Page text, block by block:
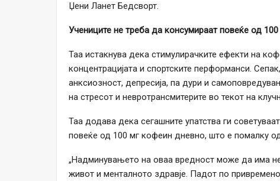
Џени Ланет Бедсворт.
Учениците не треба да консумираат повеќе од
Таа истакнува дека стимулирачките ефекти на
концентрацијата и спортските перформанси.
анксиозност, депресија, па дури и
на стресот и невротрансмитерите во текот на
Таа додава дека сегашните упатства ги
повеќе од 100 мг кофеин дневно, што е помалку
„Надминувањето на оваа вредност може да има
живот и менталното здравје. Падот по